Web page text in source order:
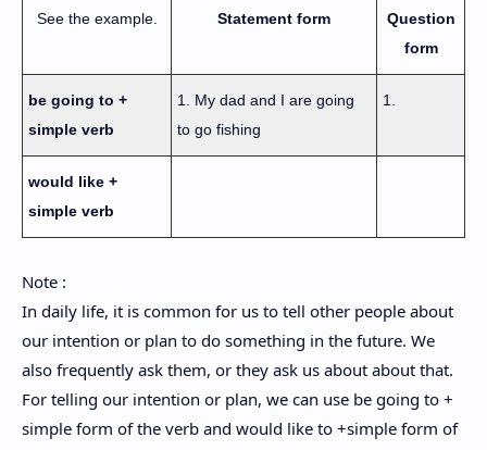
See the example. Statement form
Question
form
be going to +
simple verb
1. My dad and I are going
to go fishing
1.
would like +
simple verb
Note :
In daily life, it is common for us to tell other people about
our intention or plan to do something in the future. We
also frequently ask them, or they ask us about about that.
For telling our intention or plan, we can use be going to +
simple form of the verb and would like to +simple form of